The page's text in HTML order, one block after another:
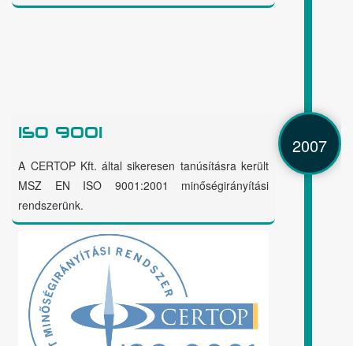
ISO 9001
A CERTOP Kft. által sikeresen tanúsításra került
MSZ EN ISO 9001:2001 minőségirányítási
rendszerünk.
2007